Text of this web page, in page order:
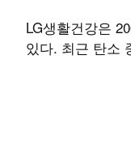
LG생활건강은
있다. 최근 탄소